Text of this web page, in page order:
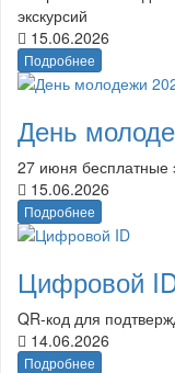
экскурсий
15.06.2026
Подробнее
День
27 июня бесплатные
15.06.2026
Подробнее
Цифровой
QR-код для
14.06.2026
Подробнее